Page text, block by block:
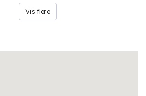
Vis flere